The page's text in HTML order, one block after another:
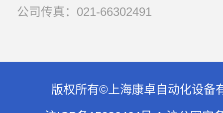
公司传真：021-66302491
版权所有©上海康卓自动化设备